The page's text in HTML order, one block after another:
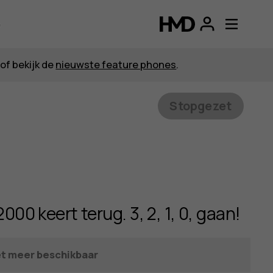
bekijk denieuwste feature phones.
Stopgezet
keert terug. 3, 2, 1, 0, gaan!
meer beschikbaar